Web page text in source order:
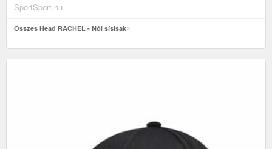
SportSport.hu
Összes Head RACHEL - Női sísisak